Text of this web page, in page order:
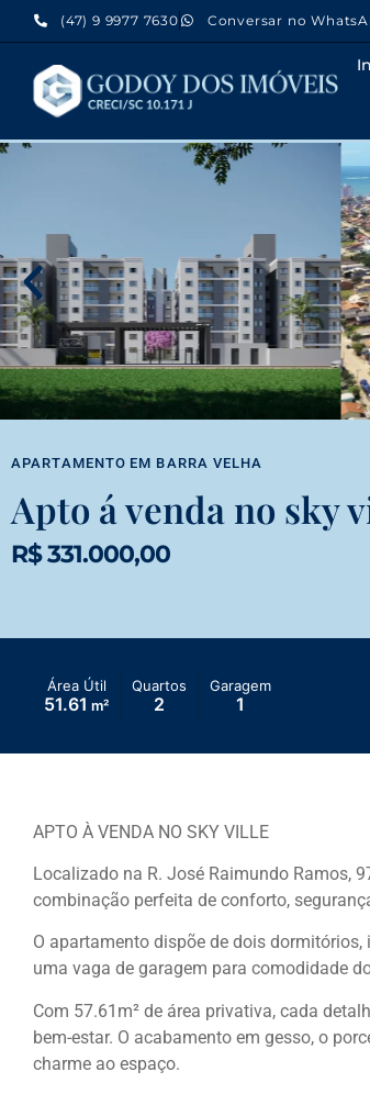
(47) 9 9977 7630 Conversar no
APARTAMENTO EM BARRA VELHA
Apto á venda no sky
R$ 331.000,00
Área Útil
51.61 m²
Quartos
2
Garagem
1
APTO À VENDA NO SKY VILLE
Localizado na R. José Raimundo Ramos,
combinação perfeita de conforto,
O apartamento dispõe de dois
uma vaga de garagem para comodidade
Com 57.61m² de área privativa, cada
bem-estar. O acabamento em gesso, o
charme ao espaço.